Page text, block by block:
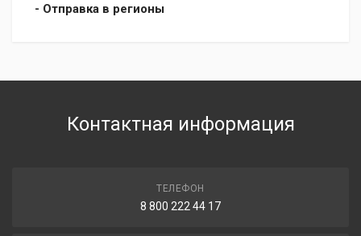
- Отправка в регионы
Контактная информация
ТЕЛЕФОН
8 800 222 44 17